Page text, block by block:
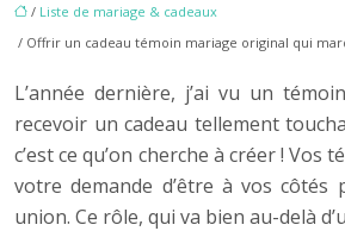
/ Liste de mariage & cadeaux
/ Offrir un cadeau témoin mariage original qui
L’année dernière, j’ai vu un
recevoir un cadeau tellement
c’est ce qu’on cherche à créer ! Vos
votre demande d’être à vos côtés
union. Ce rôle, qui va bien au-delà